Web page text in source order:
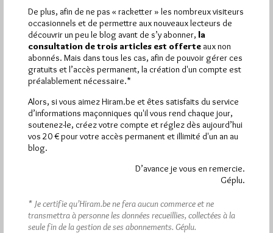
De plus, afin de ne pas « racketter » les nombreux visiteurs
occasionnels et de permettre aux nouveaux lecteurs de
découvrir un peu le blog avant de s’y abonner, la
consultation de trois articles est offerte aux non
abonnés. Mais dans tous les cas, afin de pouvoir gérer ces
gratuits et l’accès permanent, la création d'un compte est
préalablement nécessaire.*
Alors, si vous aimez Hiram.be et êtes satisfaits du service
d’informations maçonniques qu'il vous rend chaque jour,
soutenez-le, créez votre compte et réglez dès aujourd’hui
vos 20 € pour votre accès permanent et illimité d'un an au
blog.
D’avance je vous en remercie.
Géplu.
* Je certifie qu’Hiram.be ne fera aucun commerce et ne
transmettra à personne les données recueillies, collectées à la
seule fin de la gestion de ses abonnements. Géplu.